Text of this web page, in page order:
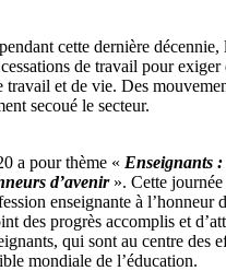
cette dernière décennie,
de travail pour
travail et de vie. Des
secoué le secteur.
a pour thème « Enseignants :
d’avenir». Cette journée
enseignante à l’honneur
des progrès accomplis et
qui sont au centre des
mondiale de l’éducation.